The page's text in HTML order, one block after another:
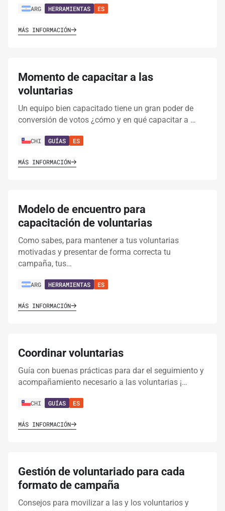
ARG HERRAMIENTAS ES
MÁS INFORMACIÓN
Momento de capacitar a las
voluntarias
Un equipo bien capacitado tiene un gran poder de
conversión de votos ¿cómo y en qué capacitar a …
CHI GUÍAS ES
MÁS INFORMACIÓN
Modelo de encuentro para
capacitación de voluntarias
Como sabes, para mantener a tus voluntarias
motivadas y presentar de forma correcta tu
campaña, tus…
ARG HERRAMIENTAS ES
MÁS INFORMACIÓN
Coordinar voluntarias
Guía con buenas prácticas para dar el seguimiento y
acompañamiento necesario a las voluntarias ¡…
CHI GUÍAS ES
MÁS INFORMACIÓN
Gestión de voluntariado para cada
formato de campaña
Consejos para movilizar a las y los voluntarios y